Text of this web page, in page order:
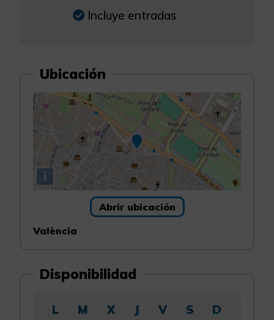
Incluye entradas
Ubicación
i
Abrir ubicación
València
Disponibilidad
L M X J V S D